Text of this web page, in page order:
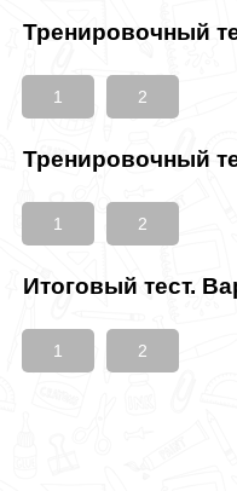
Тренировочный
1 2
Тренировочный
1 2
Итоговый тест.
1 2